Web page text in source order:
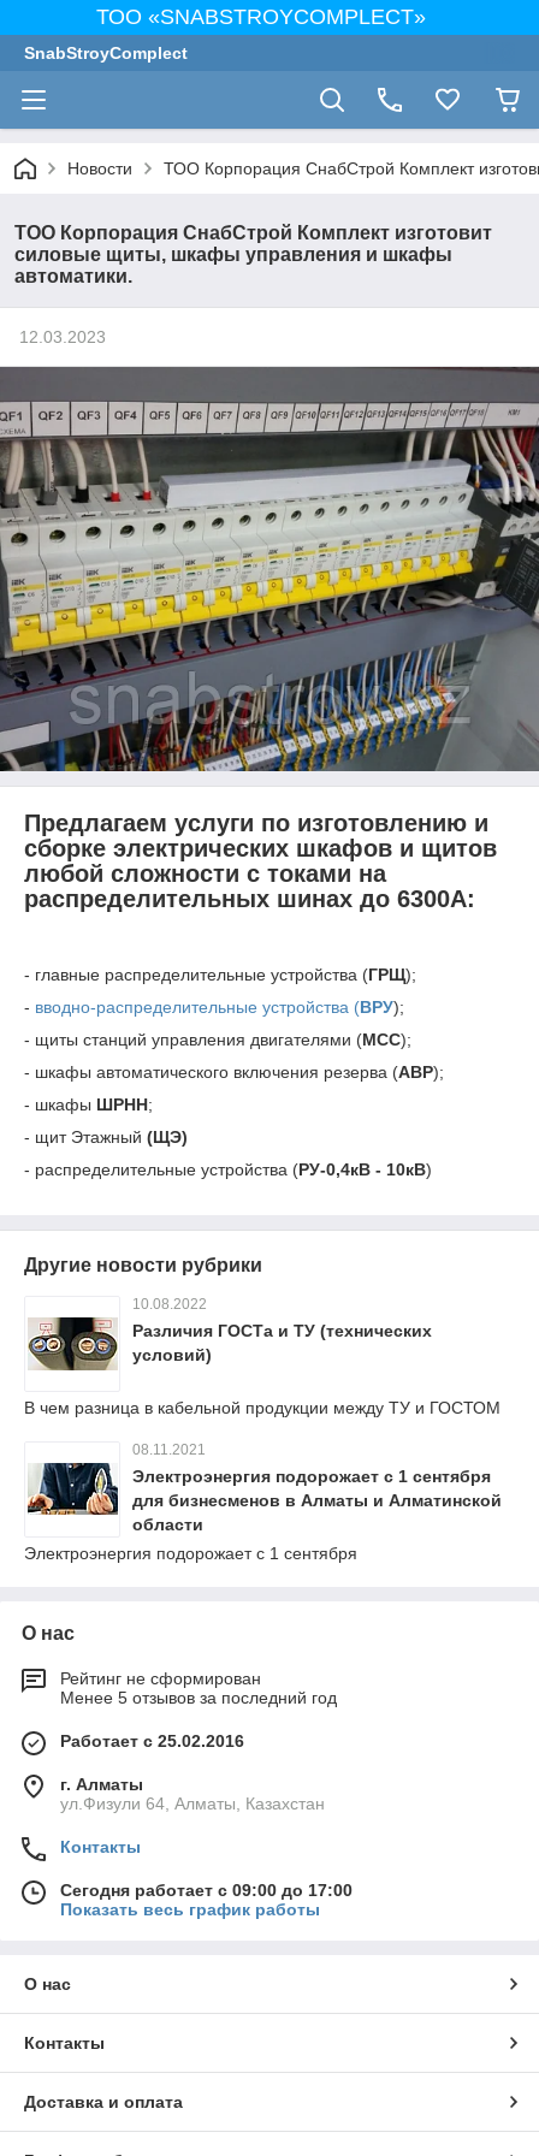
ТОО «SNABSTROYCOMPLECT»
SnabStroyComplect
Новости ТОО Корпорация СнабСтрой Комплект
ТОО Корпорация СнабСтрой Комплект изготовит
силовые щиты, шкафы управления и шкафы
автоматики.
12.03.2023
Предлагаем услуги по изготовлению и
сборке электрических шкафов и щитов
любой сложности с токами на
распределительных шинах до 6300А:
- главные распределительные устройства (ГРЩ);
- вводно-распределительные устройства (ВРУ);
- щиты станций управления двигателями (МСС);
- шкафы автоматического включения резерва (АВР);
- шкафы ШРНН;
- щит Этажный (ЩЭ)
- распределительные устройства (РУ-0,4кВ - 10кВ)
Другие новости рубрики
10.08.2022
Различия ГОСТа и ТУ (технических
условий)
В чем разница в кабельной продукции между ТУ и ГОСТОМ
08.11.2021
Электроэнергия подорожает с 1 сентября
для бизнесменов в Алматы и Алматинской
области
Электроэнергия подорожает с 1 сентября
О нас
Рейтинг не сформирован
Менее 5 отзывов за последний год
Работает с 25.02.2016
г. Алматы
ул.Физули 64, Алматы, Казахстан
Контакты
Сегодня работает с 09:00 до 17:00
Показать весь график работы
О нас
Контакты
Доставка и оплата